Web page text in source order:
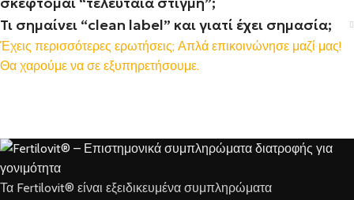
Τι σημαίνει “clean label” και γιατί έχει σημασία;
Έχεις περισσότερες ερωτήσεις; Απλά επικοινώνησε μαζί μας!
Θα χαρούμε να σε εξυπηρετήσουμε.
Τα Fertilovit® είναι εξειδικευμένα συμπληρώματα